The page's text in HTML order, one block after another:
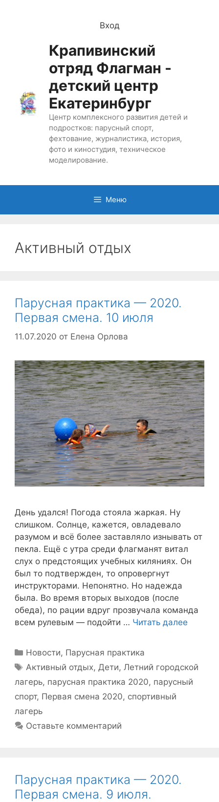
Вход
Крапивинский
отряд Флагман -
детский центр
Екатеринбург
Центр комплексного развития детей и
подростков: парусный спорт,
фехтование, журналистика, история,
фото и киностудия, техническое
моделирование.
Меню
Активный отдых
Парусная практика — 2020.
Первая смена. 10 июля
11.07.2020 от Елена Орлова
День удался! Погода стояла жаркая. Ну
слишком. Солнце, кажется, овладевало
разумом и всё более заставляло изнывать от
пекла. Ещё с утра среди флагманят витал
слух о предстоящих учебных киляниях. Он
был то подтвержден, то опровергнут
инструкторами. Непонятно. Но надежда
была. Во время вторых выходов (после
обеда), по рации вдруг прозвучала команда
всем рулевым — подойти … Читать далее
Рубрики
Новости, Парусная практика
Метки
Активный отдых,Дети,Летний городской
лагерь, парусная практика 2020, парусный
спорт, Первая смена 2020, спортивный
лагерь
Оставьте комментарий
Парусная практика — 2020.
Первая смена. 9 июля.